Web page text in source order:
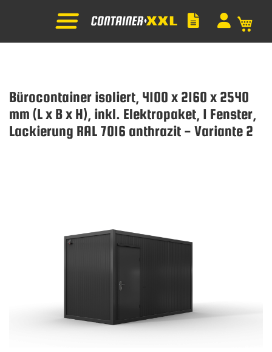
Bürocontainer isoliert, 4100 x 2160 x 2540
mm (L x B x H), inkl. Elektropaket, 1 Fenster,
Lackierung RAL 7016 anthrazit - Variante 2